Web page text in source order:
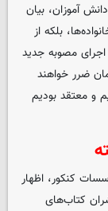
آموزان، بیان
بلکه از
مصوبه جدید
ضرر خواهند
و معتقد بودیم
کنکور، اظهار
کتاب‌های